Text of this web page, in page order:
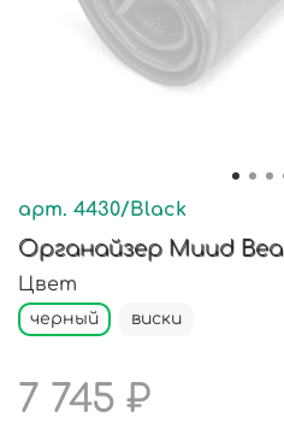
арт. 4430/Black
Органайзер Muud Bea
Цвет
черный виски
7 745 ₽